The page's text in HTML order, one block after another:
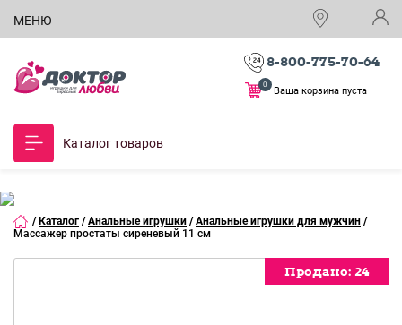
МЕНЮ
8-800-775-70-64
Ваша корзина пуста
0
Каталог товаров
/ Каталог / Анальные игрушки / Анальные игрушки для мужчин /
Массажер простаты сиреневый 11 см
Продано: 24
Продано: 24
Продано: 24